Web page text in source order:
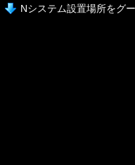
Nシステム設置場所をグ